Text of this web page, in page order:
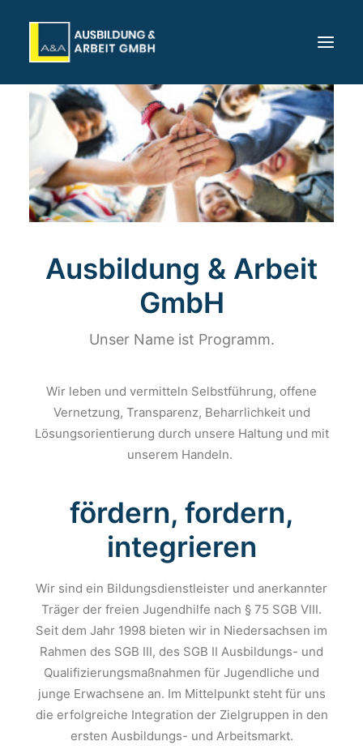
Startseite
Über uns
Karriere
Angebote
Für Unternehmen
Ausbildung & Arbeit
GmbH
Unser Name ist Programm.
Wir leben und vermitteln Selbstführung, offene
Vernetzung, Transparenz, Beharrlichkeit und
Lösungsorientierung durch unsere Haltung und mit
unserem Handeln.
fördern, fordern,
integrieren
Wir sind ein Bildungsdienstleister und anerkannter
Träger der freien Jugendhilfe nach § 75 SGB VIII.
Seit dem Jahr 1998 bieten wir in Niedersachsen im
Rahmen des SGB III, des SGB II Ausbildungs- und
Qualifizierungsmaßnahmen für Jugendliche und
junge Erwachsene an. Im Mittelpunkt steht für uns
die erfolgreiche Integration der Zielgruppen in den
ersten Ausbildungs- und Arbeitsmarkt.